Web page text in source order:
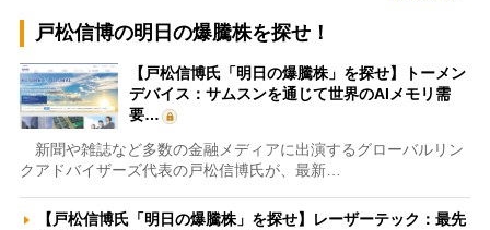
戸松信博の明日の爆騰株を探せ！
【戸松信博氏「明日の爆騰株」を探せ】トーメン
デバイス：サムスンを通じて世界のAIメモリ需
要…
新聞や雑誌など多数の金融メディアに出演するグローバルリン
クアドバイザーズ代表の戸松信博氏が、最新…
【戸松信博氏「明日の爆騰株」を探せ】レーザーテック：最先